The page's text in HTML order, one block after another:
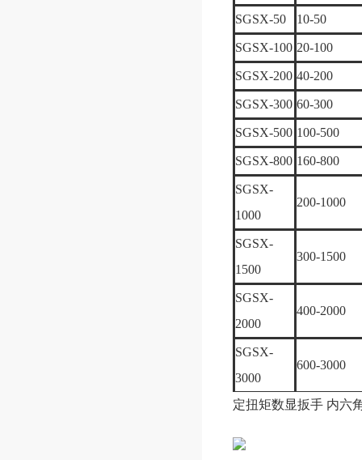
SGSX-50 10-50
SGSX-100 20-100
SGSX-200 40-200
SGSX-300 60-300
SGSX-500 100-500
SGSX-800 160-800
SGSX-
1000
200-1000
SGSX-
1500
300-1500
SGSX-
2000
400-2000
SGSX-
3000
600-3000
定扭矩数显扳手 内六